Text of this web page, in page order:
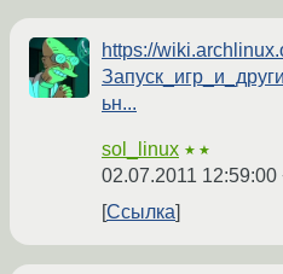
https://
ьн...
sol_linux ★★
02.07.2011 12:59:00
Ссылка